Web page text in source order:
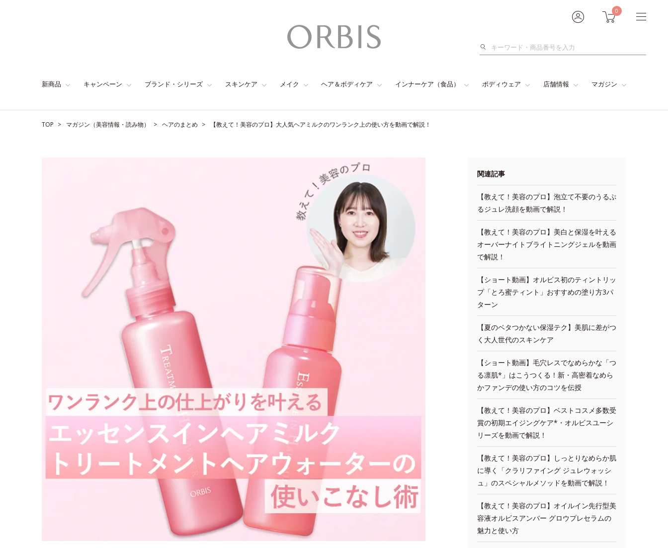
0
検
新商品 キャンペーン ブランド・シリーズ スキンケア メイク ヘア＆ボディケア インナーケア（食品） ボディウェア 店舗情報 マガジン
TOP マガジン（美容情報・読み物） ヘアのまとめ 【教えて！美容のプロ】大人気ヘアミルクのワンランク上の使い方を動画で解説！
関連記事
【教えて！美容のプロ】泡立て不要のうるぷ
るジュレ洗顔を動画で解説！
【教えて！美容のプロ】美白と保湿を叶える
オーバーナイトブライトニングジェルを動画
で解説！
【ショート動画】オルビス初のティントリッ
プ「とろ蜜ティント」おすすめの塗り方3パ
ターン
【夏のベタつかない保湿テク】美肌に差がつ
く大人世代のスキンケア
【ショート動画】毛穴レスでなめらかな「つ
る凛肌*」はこうつくる！新・高密着なめら
かファンデの使い方のコツを伝授
【教えて！美容のプロ】ベストコスメ多数受
賞の初期エイジングケア*・オルビスユーシ
リーズを動画で解説！
【教えて！美容のプロ】しっとりなめらか肌
に導く「クラリファイング ジュレウォッシ
ュ」のスペシャルメソッドを動画で解説！
【教えて！美容のプロ】オイルイン先行型美
容液オルビスアンバー グロウプレセラムの
魅力と使い方